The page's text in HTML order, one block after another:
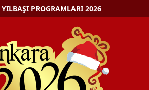
PROGRAMLARI 2026